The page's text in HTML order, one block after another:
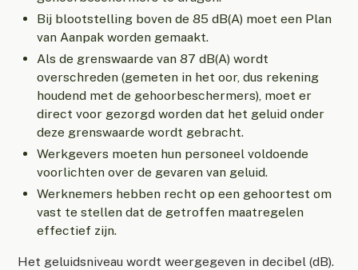
Bij blootstelling boven de 85 dB(A) moet een Plan
van Aanpak worden gemaakt.
Als de grenswaarde van 87 dB(A) wordt
overschreden (gemeten in het oor, dus rekening
houdend met de gehoorbeschermers), moet er
direct voor gezorgd worden dat het geluid onder
deze grenswaarde wordt gebracht.
Werkgevers moeten hun personeel voldoende
voorlichten over de gevaren van geluid.
Werknemers hebben recht op een gehoortest om
vast te stellen dat de getroffen maatregelen
effectief zijn.
Het geluidsniveau wordt weergegeven in decibel (dB).